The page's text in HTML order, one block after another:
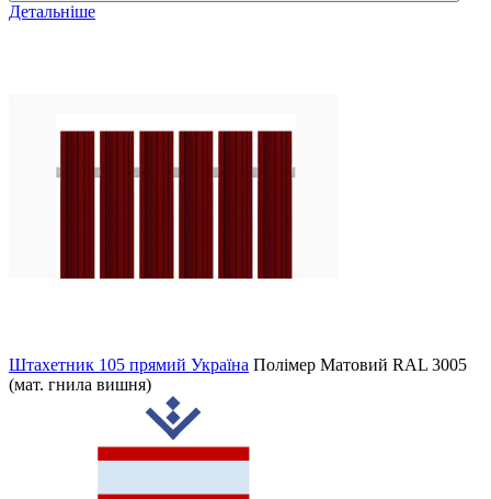
Детальніше
Штахетник 105 прямий Україна Полімер Матовий RAL 3005
(мат. гнила вишня)